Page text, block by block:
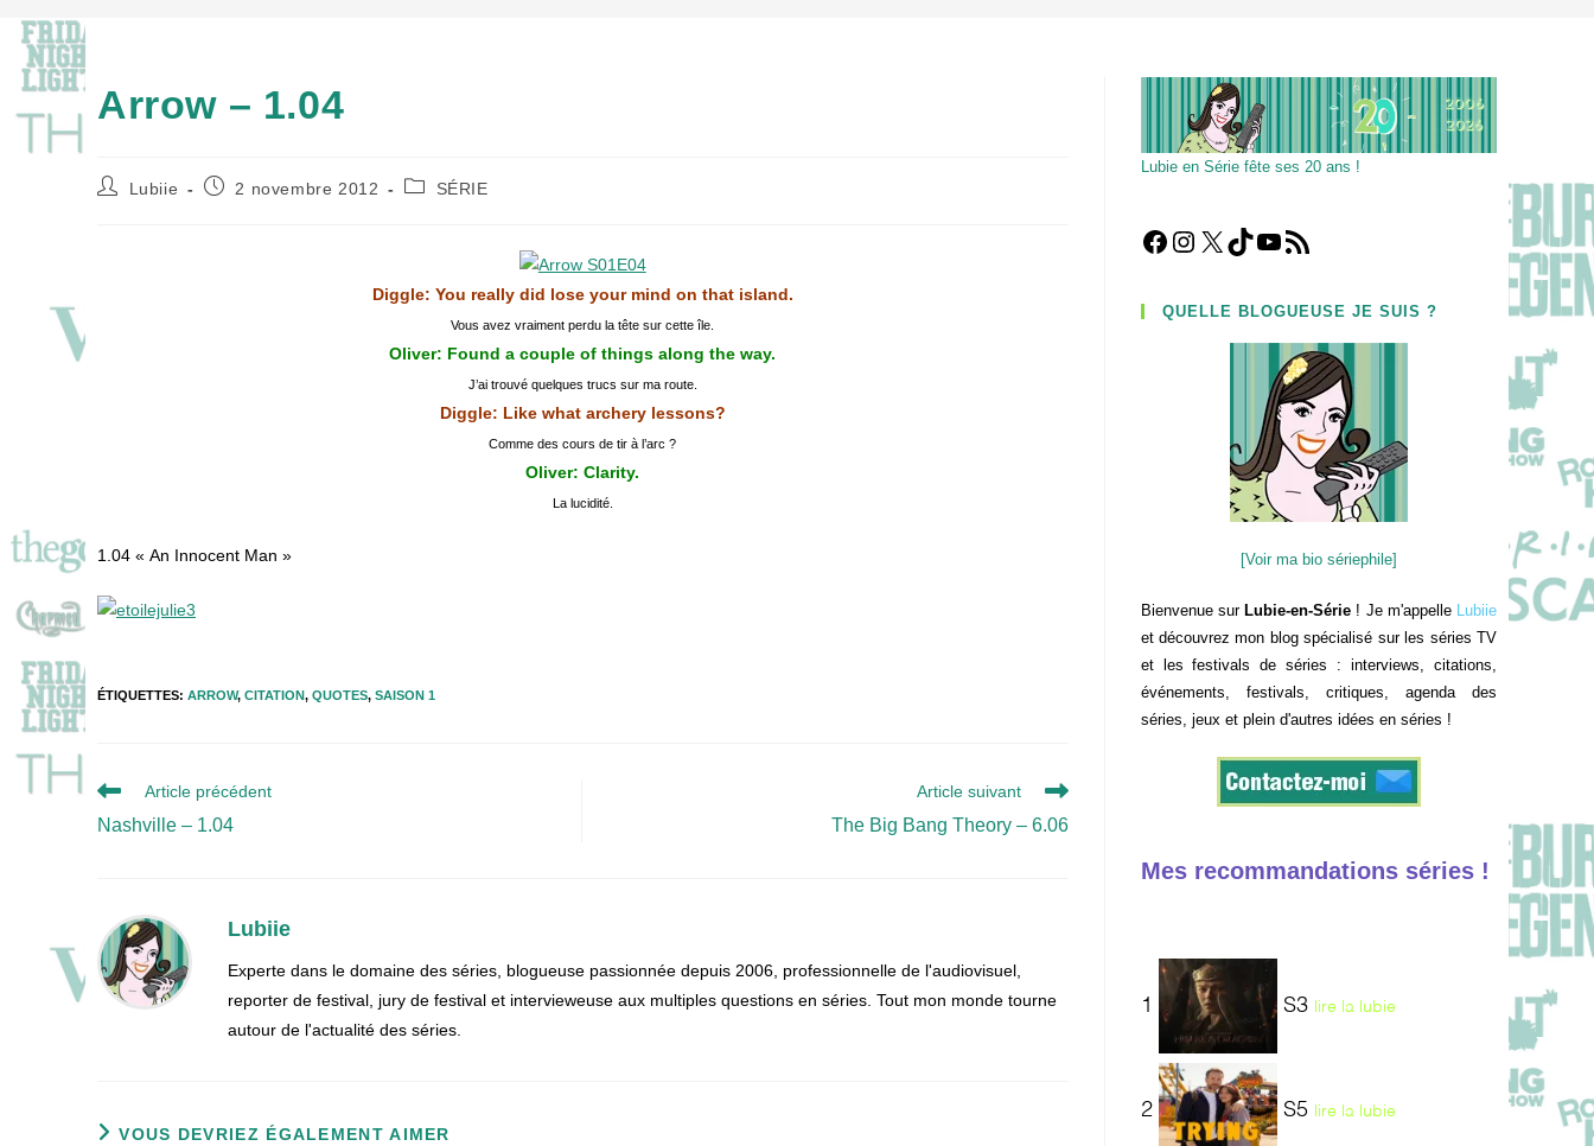
Arrow – 1.04
Auteur/autrice
Lubiie
Publication
2 novembre 2012
PostSÉRIE
Diggle: You really did lose your mind on that island.
Vous avez vraiment perdu la tête sur cette île.
Oliver: Found a couple of things along the way.
J’ai trouvé quelques trucs sur ma route.
Diggle: Like what archery lessons?
Comme des cours de tir à l’arc ?
Oliver: Clarity.
La lucidité.
1.04 « An Innocent Man »
ÉTIQUETTES: ARROW, CITATION, QUOTES, SAISON 1
Read
articles
Article précédent
Nashville – 1.04
Article suivant
The Big Bang Theory – 6.06
Lubiie
Experte dans le domaine des séries, blogueuse passionnée depuis 2006, professionnelle de l'audiovisuel,
reporter de festival, jury de festival et intervieweuse aux multiples questions en séries. Tout mon monde tourne
autour de l'actualité des séries.
VOUS DEVRIEZ ÉGALEMENT AIMER
Lubie en Série fête ses 20 ans !
Facebook
Instagram
X TikTokYouTube
Flux RSS
QUELLE BLOGUEUSE JE SUIS ?
[Voir ma bio sériephile]
Bienvenue sur Lubie-en-Série ! Je m'appelle Lubiie
et découvrez mon blog spécialisé sur les séries TV
et les festivals de séries : interviews, citations,
événements, festivals, critiques, agenda des
séries, jeux et plein d'autres idées en séries !
Mes recommandations séries !
1 S3 lire la lubie
2 S5 lire la lubie